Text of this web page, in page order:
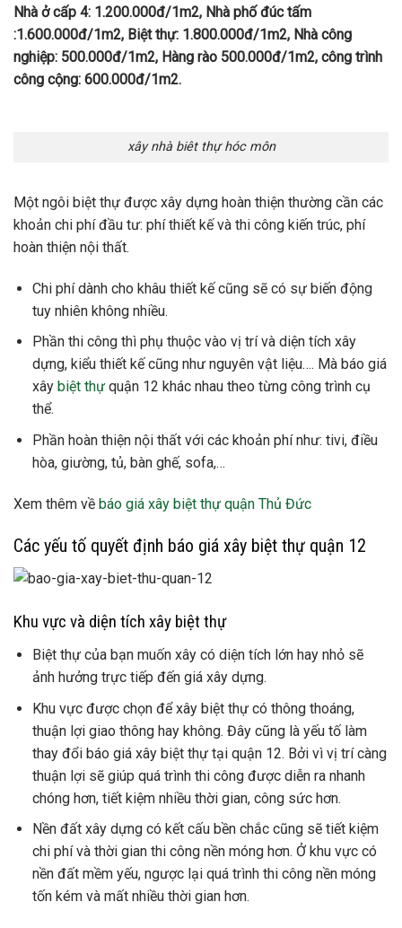
Nhà ở cấp 4: 1.200.000đ/1m2, Nhà phố đúc tấm
:1.600.000đ/1m2, Biệt thự: 1.800.000đ/1m2, Nhà công
nghiệp: 500.000đ/1m2, Hàng rào 500.000đ/1m2, công trình
công cộng: 600.000đ/1m2.
xây nhà biêt thự hóc môn
Một ngôi biệt thự được xây dựng hoàn thiện thường cần các
khoản chi phí đầu tư: phí thiết kế và thi công kiến trúc, phí
hoàn thiện nội thất.
Chi phí dành cho khâu thiết kế cũng sẽ có sự biến động
tuy nhiên không nhiều.
Phần thi công thì phụ thuộc vào vị trí và diện tích xây
dựng, kiểu thiết kế cũng như nguyên vật liệu…. Mà báo giá
xây biệt thựquận 12 khác nhau theo từng công trình cụ
thể.
Phần hoàn thiện nội thất với các khoản phí như: tivi, điều
hòa, giường, tủ, bàn ghế, sofa,…
Xem thêm về báo giá xây biệt thự quận Thủ Đức
Các yếu tố quyết định báo giá xây biệt thự quận 12
Khu vực và diện tích xây biệt thự
Biệt thự của bạn muốn xây có diện tích lớn hay nhỏ sẽ
ảnh hưởng trực tiếp đến giá xây dựng.
Khu vực được chọn để xây biệt thự có thông thoáng,
thuận lợi giao thông hay không. Đây cũng là yếu tố làm
thay đổi báo giá xây biệt thự tại quận 12. Bởi vì vị trí càng
thuận lợi sẽ giúp quá trình thi công được diễn ra nhanh
chóng hơn, tiết kiệm nhiều thời gian, công sức hơn.
Nền đất xây dựng có kết cấu bền chắc cũng sẽ tiết kiệm
chi phí và thời gian thi công nền móng hơn. Ở khu vực có
nền đất mềm yếu, ngược lại quá trình thi công nền móng
tốn kém và mất nhiều thời gian hơn.